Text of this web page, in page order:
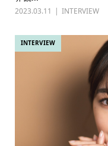
2023.03.11 INTERVIEW
INTERVIEW